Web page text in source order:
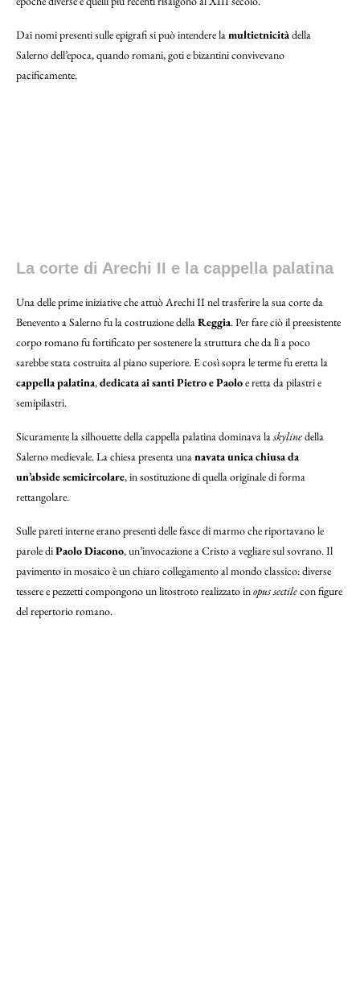
Dai nomi presenti sulle epigrafi si può intendere lamultietnicitàdella
Salerno dell’epoca, quando romani, goti e bizantini convivevano
pacificamente.
La corte di Arechi II e la cappella palatina
Una delle prime iniziative che attuò Arechi II nel trasferire la sua corte da
Benevento a Salerno fu la costruzione dellaReggia. Per fare ciò il preesistente
corpo romano fu fortificato per sostenere la struttura che da lì a poco
sarebbe stata costruita al piano superiore. E così sopra le terme fu eretta la
cappella palatina,dedicata ai santi Pietro e Paoloe retta da pilastri e
semipilastri.
Sicuramente la silhouette della cappella palatina dominava laskylinedella
Salerno medievale. La chiesa presenta unanavata unica chiusa da
un’abside semicircolare, in sostituzione di quella originale di forma
rettangolare.
Sulle pareti interne erano presenti delle fasce di marmo che riportavano le
parole diPaolo Diacono, un’invocazione a Cristo a vegliare sul sovrano. Il
pavimento in mosaico è un chiaro collegamento al mondo classico: diverse
tessere e pezzetti compongono un litostroto realizzato inopus sectilecon figure
del repertorio romano.